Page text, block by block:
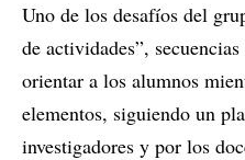
Uno de los desafíos del
de actividades”,
orientar a los alumnos
elementos, siguiendo un
investigadores y por los